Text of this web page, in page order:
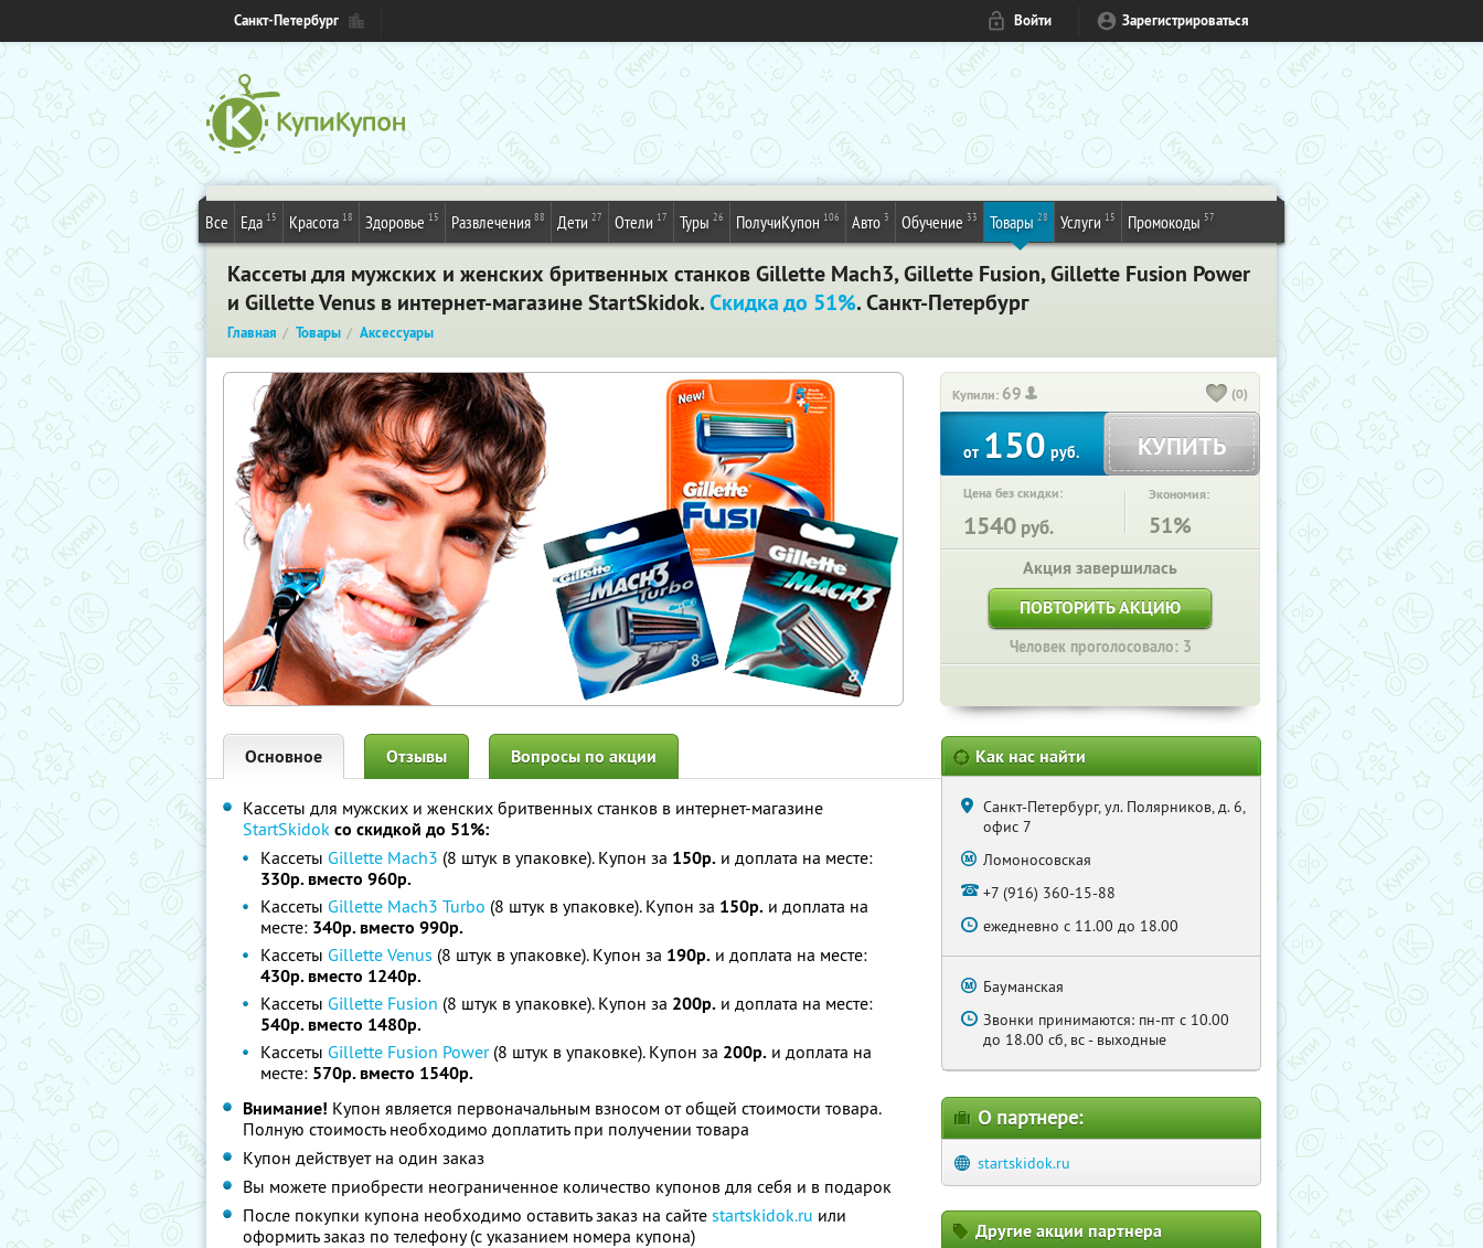
Санкт-Петербург Войти Зарегистрироваться
Все Еда 15 Красота 18 Здоровье 15 Развлечения 88 Дети 27 Отели 17 Туры 26 ПолучиКупон 106 Авто 3 Обучение 33 Товары 28 Услуги 15 Промокоды 57
Кассеты для мужских и женских бритвенных станков Gillette Mach3, Gillette Fusion, Gillette Fusion Power
и Gillette Venus в интернет-магазине StartSkidok.Скидка до 51%. Санкт-Петербург
Главная Товары Аксессуары
Купили: 69 (0)
от150руб. КУПИТЬ
Цена без скидки:
1540 руб.
Экономия:
51%
Акция завершилась
ПОВТОРИТЬ АКЦИЮ
Человек проголосовало: 3
Основное Отзывы Вопросы по акции
Кассеты для мужских и женских бритвенных станков в интернет-магазине
StartSkidok со скидкой до 51%:
Кассеты Gillette Mach3 (8 штук в упаковке). Купон за 150р. и доплата на месте:
330р. вместо 960р.
Кассеты Gillette Mach3 Turbo (8 штук в упаковке). Купон за 150р. и доплата на
месте: 340р. вместо 990р.
Кассеты Gillette Venus (8 штук в упаковке). Купон за 190р. и доплата на месте:
430р. вместо 1240р.
Кассеты Gillette Fusion (8 штук в упаковке). Купон за 200р. и доплата на месте:
540р. вместо 1480р.
Кассеты Gillette Fusion Power(8 штук в упаковке). Купон за 200р. и доплата на
месте: 570р. вместо 1540р.
Внимание! Купон является первоначальным взносом от общей стоимости товара.
Полную стоимость необходимо доплатить при получении товара
Купон действует на один заказ
Вы можете приобрести неограниченное количество купонов для себя и в подарок
После покупки купона необходимо оставить заказ на сайте startskidok.ru или
оформить заказ по телефону (с указанием номера купона)
Как нас найти
Санкт-Петербург, ул. Полярников, д. 6,
офис 7
Ломоносовская
+7 (916) 360-15-88
ежедневно с 11.00 до 18.00
Бауманская
Звонки принимаются: пн-пт с 10.00
до 18.00 сб, вс - выходные
О партнере:
startskidok.ru
Другие акции партнера